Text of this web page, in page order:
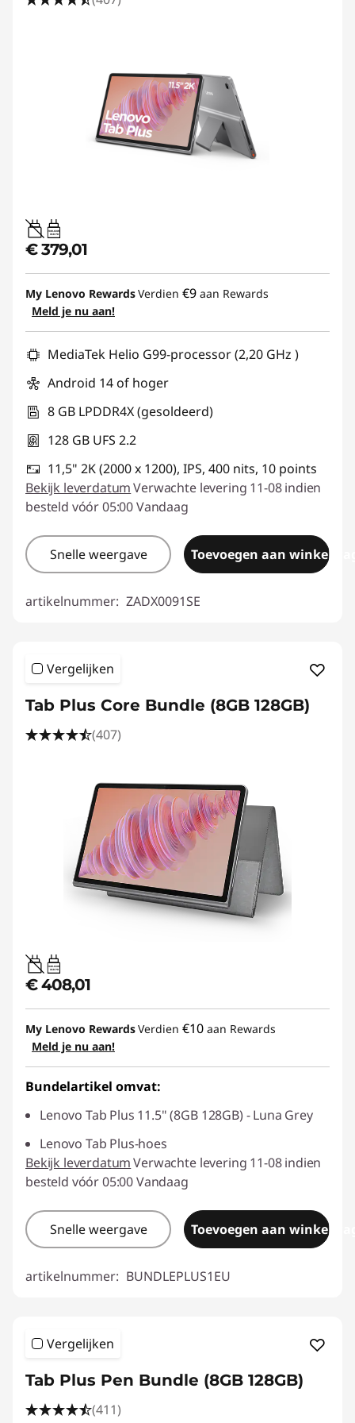
20W-60W
USB PD
€ 379,01
My Lenovo RewardsVerdien €9 aan Rewards
Meld je nu aan!
MediaTek Helio G99-processor (2,20 GHz )
Android 14 of hoger
8 GB LPDDR4X (gesoldeerd)
128 GB UFS 2.2
11,5" 2K (2000 x 1200), IPS, 400 nits, 10 points
Bekijk leverdatumVerwachte levering 11-08 indien
besteld vóór 05:00 Vandaag
Snelle weergave Toevoegen aan
artikelnummer: ZADX0091SE
Vergelijken
Tab Plus Core Bundle (8GB 128GB)
(407)
20W-60W
USB PD
€ 408,01
My Lenovo RewardsVerdien €10 aan Rewards
Meld je nu aan!
Bundelartikel omvat:
Lenovo Tab Plus 11.5" (8GB 128GB) - Luna Grey
Lenovo Tab Plus-hoes
Bekijk leverdatumVerwachte levering 11-08 indien
besteld vóór 05:00 Vandaag
Snelle weergave Toevoegen aan
artikelnummer: BUNDLEPLUS1EU
Vergelijken
Tab Plus Pen Bundle (8GB 128GB)
(411)